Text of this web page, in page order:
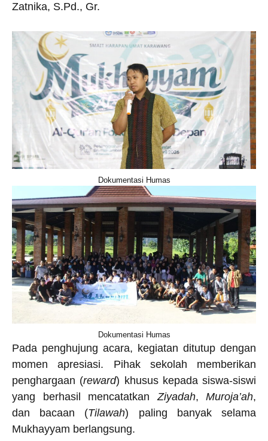
Zatnika, S.Pd., Gr.
Dokumentasi Humas
Dokumentasi Humas
Pada penghujung acara, kegiatan ditutup dengan
momen apresiasi. Pihak sekolah memberikan
penghargaan (reward) khusus kepada siswa-siswi
yang berhasil mencatatkanZiyadah, Muroja’ah,
dan bacaan (Tilawah) paling banyak selama
Mukhayyam berlangsung.